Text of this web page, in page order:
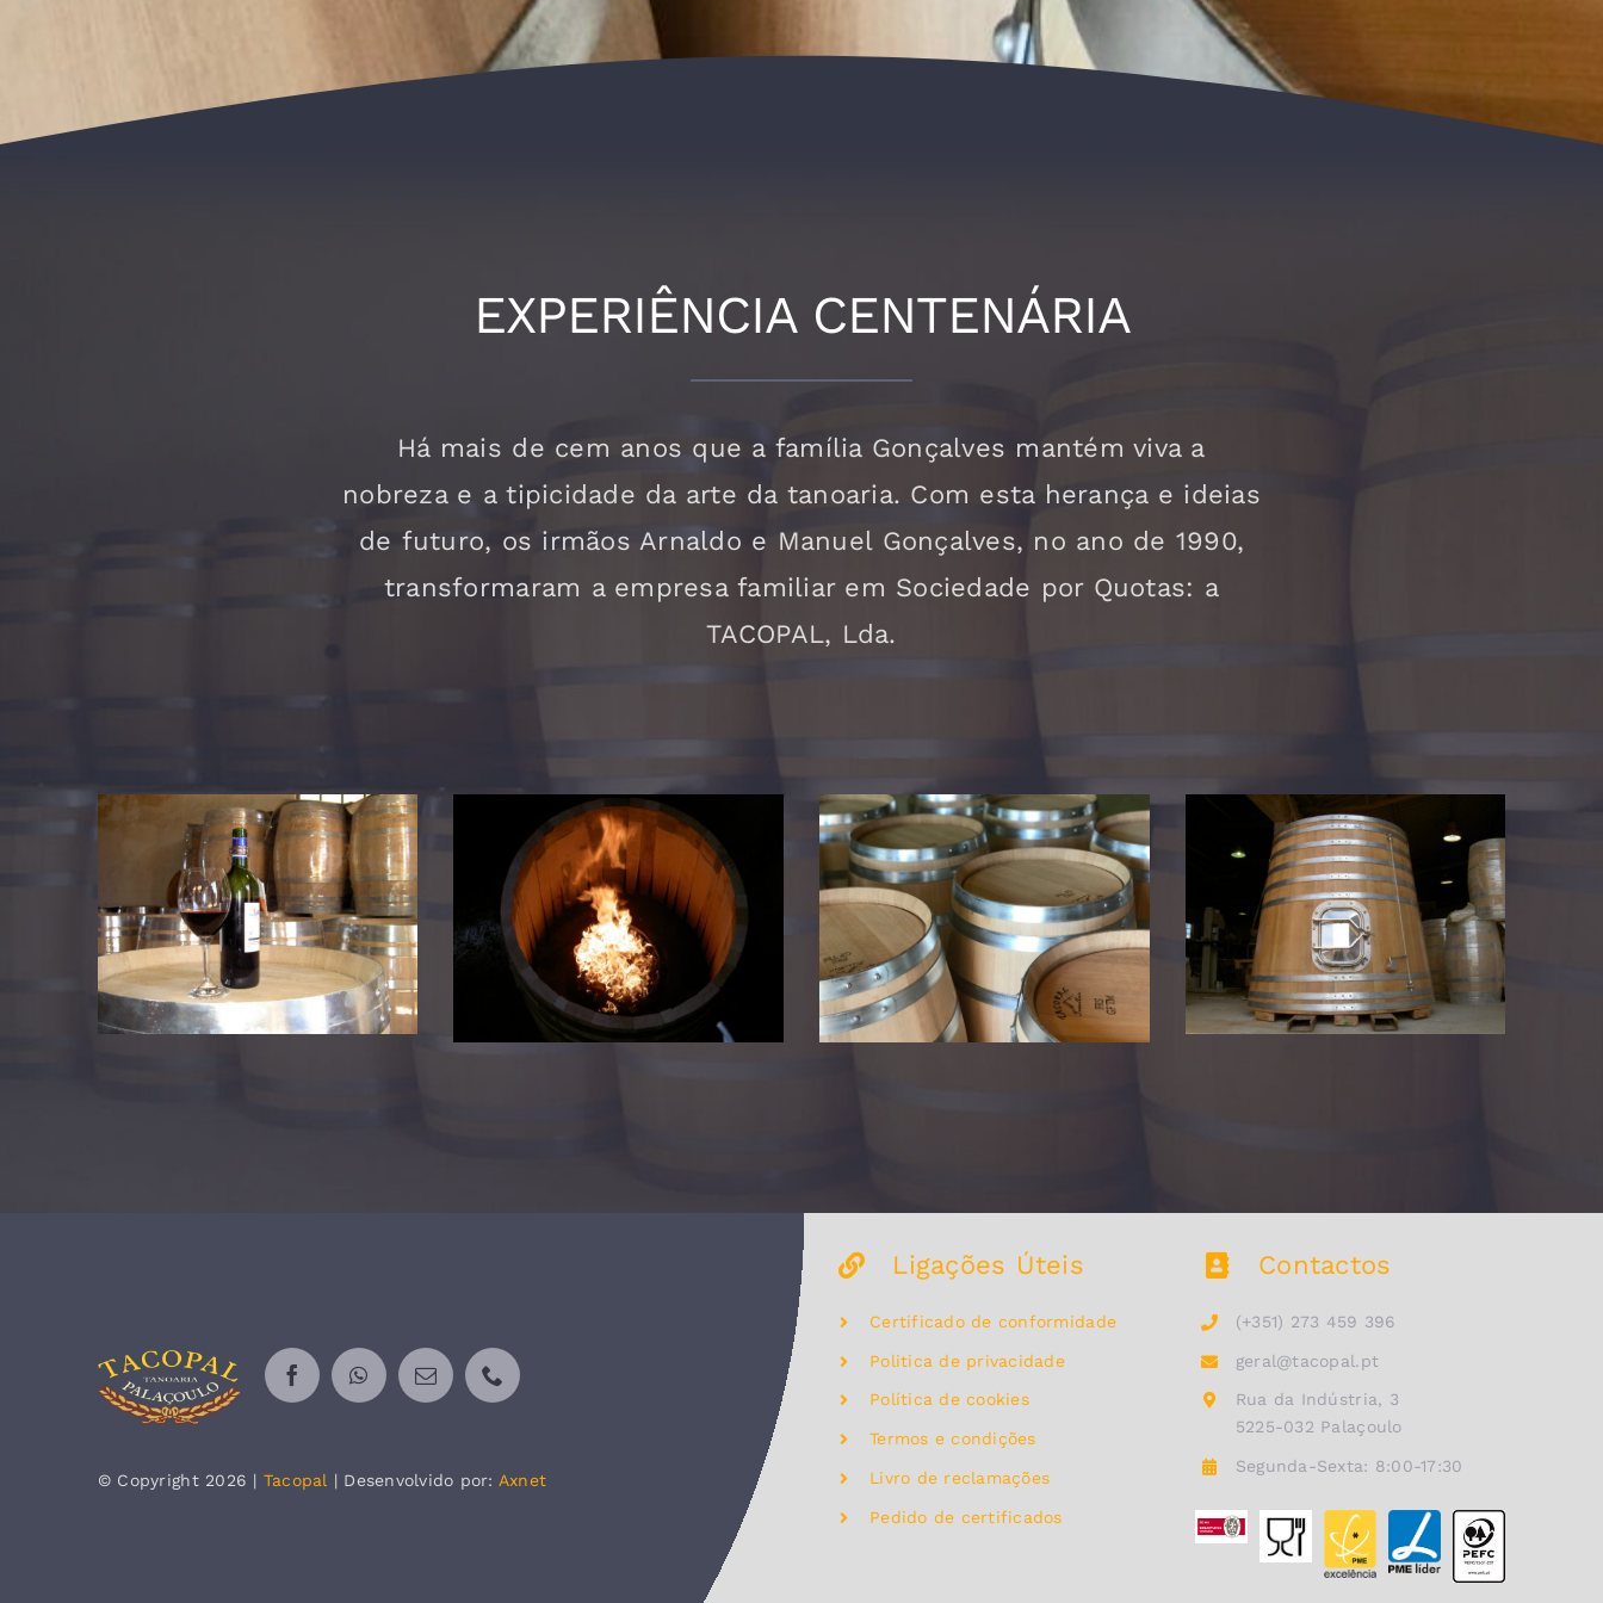
EXPERIÊNCIA CENTENÁRIA
Há mais de cem anos que a família Gonçalves mantém viva a
nobreza e a tipicidade da arte da tanoaria. Com esta herança e ideias
de futuro, os irmãos Arnaldo e Manuel Gonçalves, no ano de 1990,
transformaram a empresa familiar em Sociedade por Quotas: a
TACOPAL, Lda.
© Copyright 2026 | Tacopal | Desenvolvido por: Axnet
Ligações Úteis
Certificado de conformidade
Politica de privacidade
Política de cookies
Termos e condições
Livro de reclamações
Pedido de certificados
Contactos
(+351) 273 459 396
geral@tacopal.pt
Rua da Indústria, 3
5225-032 Palaçoulo
Segunda-Sexta: 8:00-17:30